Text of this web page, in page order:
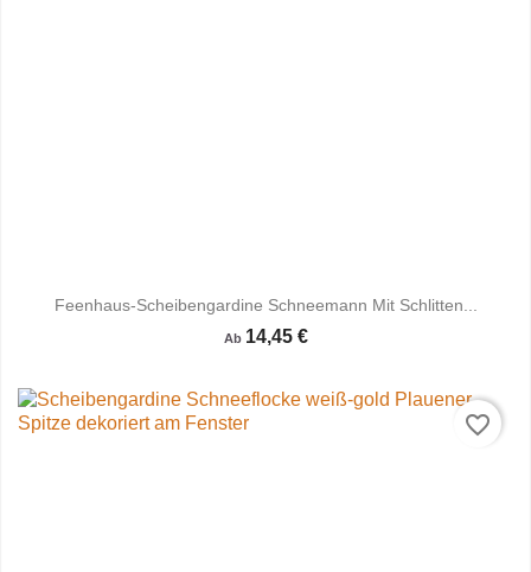
Feenhaus-Scheibengardine Schneemann Mit Schlitten...
Ab 14,45 €
favorite_border